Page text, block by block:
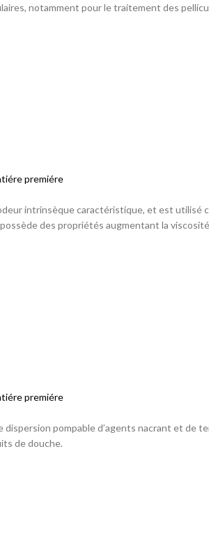
notamment pour le traitement des
premiére
intrinsèque caractéristique, et est utilisé
des propriétés augmentant la
premiére
dispersion pompable d’agents nacrant et
de douche.